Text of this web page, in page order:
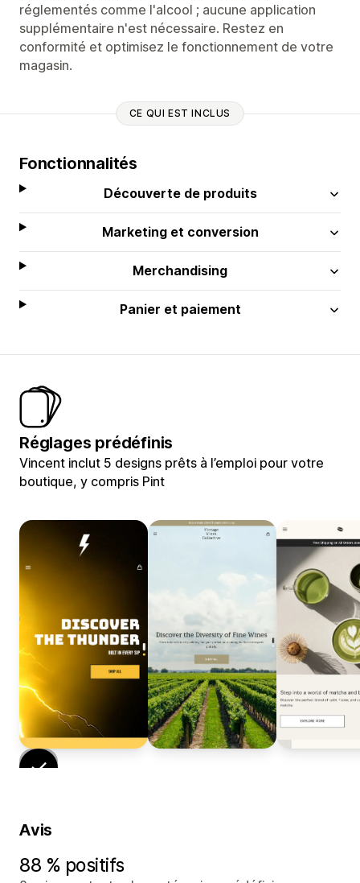
réglementés comme l'alcool ; aucune application
supplémentaire n'est nécessaire. Restez en
conformité et optimisez le fonctionnement de votre
magasin.
CE QUI EST INCLUS
Fonctionnalités
Découverte de produits
Marketing et conversion
Merchandising
Panier et paiement
Réglages prédéfinis
Vincent inclut 5 designs prêts à l’emploi pour votre
boutique, y compris Pint
Avis
88 % positifs